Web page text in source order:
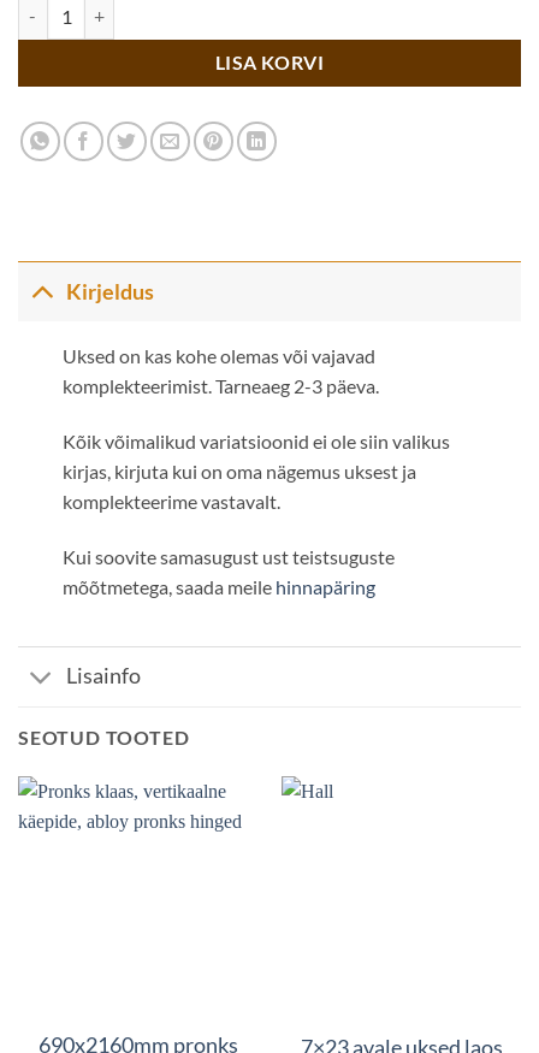
LISA KORVI
Kirjeldus
Uksed on kas kohe olemas või vajavad
komplekteerimist. Tarneaeg 2-3 päeva.
Kõik võimalikud variatsioonid ei ole siin valikus
kirjas, kirjuta kui on oma nägemus uksest ja
komplekteerime vastavalt.
Kui soovite samasugust ust teistsuguste
mõõtmetega, saada meile hinnapäring
Lisainfo
SEOTUD TOOTED
690x2160mm pronks
7×23 avale uksed laos